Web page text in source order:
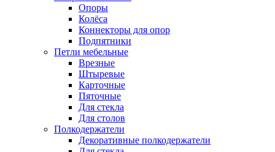
Опоры
Колёса
Коннекторы для опор
Подпятники
Петли мебельные
Врезные
Штыревые
Карточные
Пяточные
Для стекла
Для столов
Полкодержатели
Декоративные полкодержатели